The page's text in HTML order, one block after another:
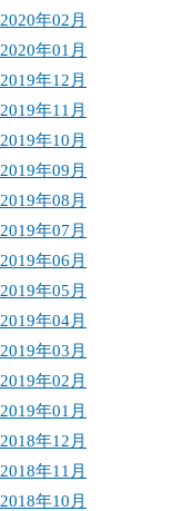
2020年02月
2020年01月
2019年12月
2019年11月
2019年10月
2019年09月
2019年08月
2019年07月
2019年06月
2019年05月
2019年04月
2019年03月
2019年02月
2019年01月
2018年12月
2018年11月
2018年10月